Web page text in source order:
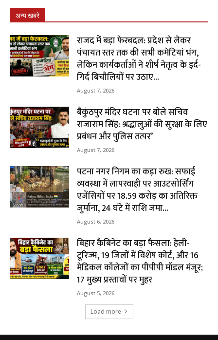
अन्य खबरे
राजद में बड़ा फेरबदल: प्रदेश से लेकर
पंचायत स्तर तक की सभी कमेटियां भंग,
लेकिन कार्यकर्ताओं ने शीर्ष नेतृत्व के इर्द-
गिर्द बिचौलियों पर उठाए...
August 7, 2026
बैकुंठपुर मंदिर घटना पर बोले सचिव
राजाराम सिंह: श्रद्धालुओं की सुरक्षा के लिए
प्रबंधन और पुलिस तत्पर’
August 7, 2026
पटना नगर निगम का कड़ा रुख: सफाई
व्यवस्था में लापरवाही पर आउटसोर्सिंग
एजेंसियों पर ₹18.59 करोड़ का अतिरिक्त
जुर्माना, 24 घंटे में राशि जमा...
August 6, 2026
बिहार कैबिनेट का बड़ा फैसला: हेली-
टूरिज्म, 19 जिलों में विशेष कोर्ट, और 16
मेडिकल कॉलेजों का पीपीपी मॉडल मंजूर;
17 मुख्य प्रस्तावों पर मुहर
August 5, 2026
Load more